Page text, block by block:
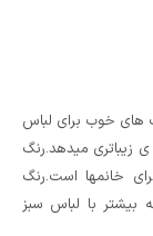
های خوب برای لباس
میدهد.رنگ
خانمها است.رنگ
بیشتر با لباس سبز